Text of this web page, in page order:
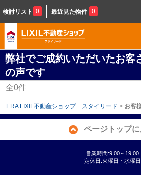
検討リスト 0 最近見た物件 0
弊社でご成約いただいたお客
の声です
全0件
ERA LIXIL不動産ショップ スタイリード > お客
ページトップ
営業時間:9:00～19:00
定休日:火曜日・水曜日